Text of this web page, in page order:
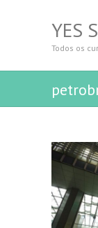
YES
Todos os